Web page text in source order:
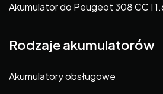
Akumulator do Peugeot 308 CC I
Rodzaje akumulatorów
Akumulatory obsługowe